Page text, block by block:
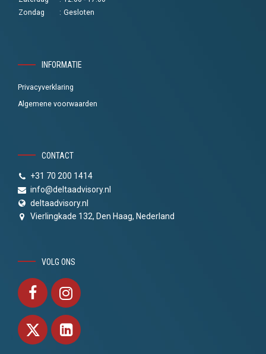
Zondag
: Gesloten
INFORMATIE
Privacyverklaring
Algemene voorwaarden
CONTACT
+31 70 200 1414
info@deltaadvisory.nl
deltaadvisory.nl
Vierlingkade 132, Den Haag, Nederland
VOLG ONS